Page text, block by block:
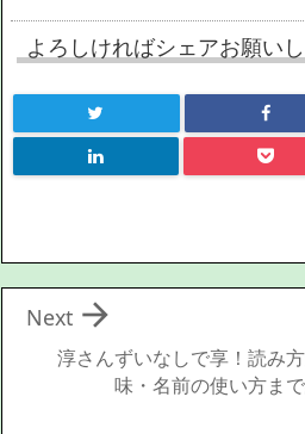
よろしければシェアお願い
淳さんずいなしで享！読み
味・名前の使い方ま

Next